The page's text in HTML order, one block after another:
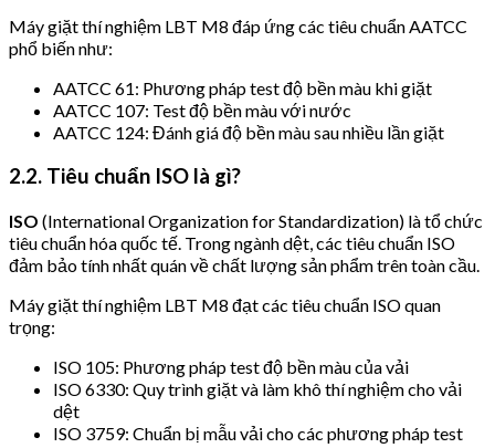
Máy giặt thí nghiệm LBT M8 đáp ứng các tiêu chuẩn AATCC
phổ biến như:
AATCC 61: Phương pháp test độ bền màu khi giặt
AATCC 107: Test độ bền màu với nước
AATCC 124: Đánh giá độ bền màu sau nhiều lần giặt
2.2. Tiêu chuẩn ISO là gì?
ISO (International Organization for Standardization) là tổ chức
tiêu chuẩn hóa quốc tế. Trong ngành dệt, các tiêu chuẩn ISO
đảm bảo tính nhất quán về chất lượng sản phẩm trên toàn cầu.
Máy giặt thí nghiệm LBT M8 đạt các tiêu chuẩn ISO quan
trọng:
ISO 105: Phương pháp test độ bền màu của vải
ISO 6330: Quy trình giặt và làm khô thí nghiệm cho vải
dệt
ISO 3759: Chuẩn bị mẫu vải cho các phương pháp test